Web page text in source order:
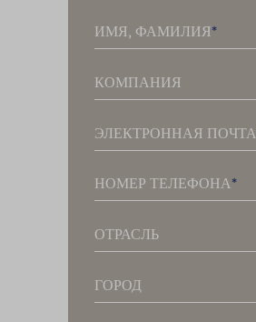
ИМЯ, ФАМИЛИЯ
КОМПАНИЯ
ЭЛЕКТРОННАЯ ПОЧТА
НОМЕР ТЕЛЕФОНА
ОТРАСЛЬ
ГОРОД